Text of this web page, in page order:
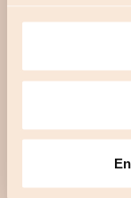
Om oss
In English